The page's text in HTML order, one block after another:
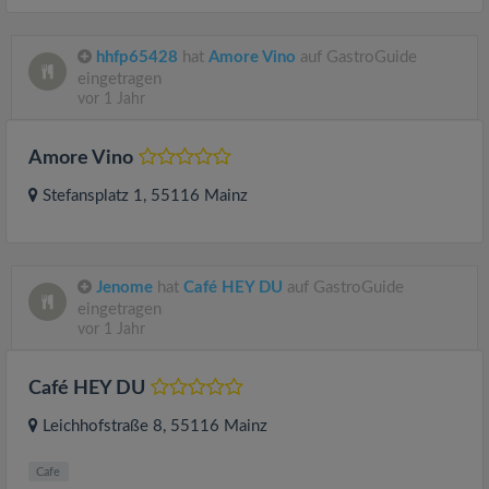
hhfp65428 hat Amore Vino auf GastroGuide
eingetragen
vor 1 Jahr
Amore Vino
Stefansplatz 1, 55116 Mainz
Jenome hat Café HEY DU auf GastroGuide
eingetragen
vor 1 Jahr
Café HEY DU
Leichhofstraße 8, 55116 Mainz
Cafe